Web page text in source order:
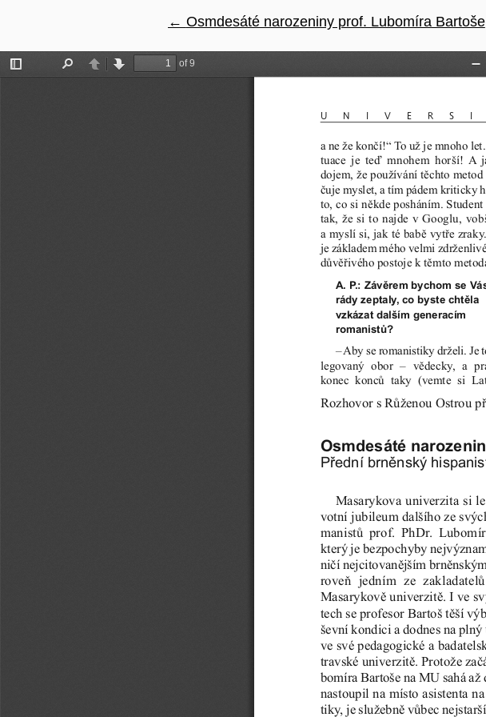
← Návrat na podrobnosti článku
Osmdesáté narozeniny prof. Lubomíra Bartoše